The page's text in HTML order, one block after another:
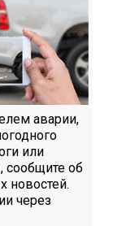
аварии,
или
сообщите об
новостей.
через